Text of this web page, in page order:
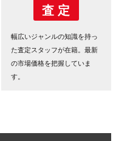
査 定
幅広いジャンルの知識を持っ
た査定スタッフが在籍。最新
の市場価格を把握していま
す。